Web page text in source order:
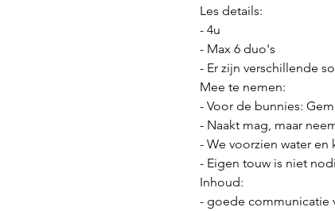
Les details:
- 4u
- Max 6 duo's
- Er zijn verschillende
Mee te nemen:
- Voor de bunnies:
- Naakt mag, maar
- We voorzien water
- Eigen touw is niet
Inhoud:
- goede communicatie